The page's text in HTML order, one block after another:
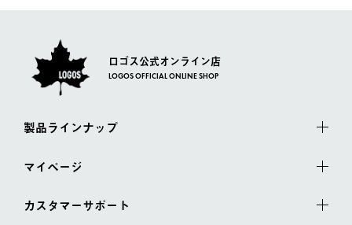
ロゴス公式オンライン店
LOGOS OFFICIAL ONLINE SHOP
製品ラインナップ
マイページ
カスタマーサポート